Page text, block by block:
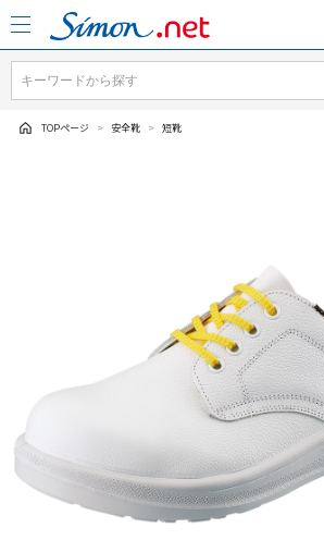
TOPページ > 安全靴 > 短靴